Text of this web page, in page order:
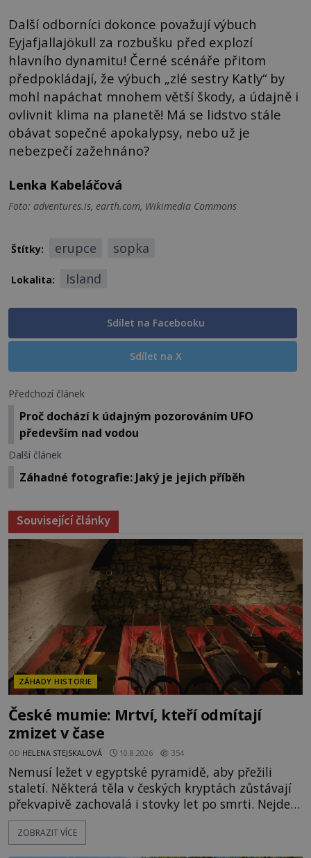
Další odborníci dokonce považují výbuch
Eyjafjallajökull za rozbušku před explozí
hlavního dynamitu! Černé scénáře přitom
předpokládají, že výbuch „zlé sestry Katly“ by
mohl napáchat mnohem větší škody, a údajně i
ovlivnit klima na planetě! Má se lidstvo stále
obávat sopečné apokalypsy, nebo už je
nebezpečí zažehnáno?
Lenka Kabeláčová
Foto: adventures.is, earth.com, Wikimedia Commons
Štítky: erupce sopka
Lokalita: Island
Sdílet na Facebooku
Sdílet na X
Předchozí článek
Proč dochází k údajným pozorováním UFO
především nad vodou
Další článek
Záhadné fotografie: Jaký je jejich příběh
Související články
ZÁHADY HISTORIE
České mumie: Mrtví, kteří odmítají
zmizet v čase
OD HELENA STEJSKALOVÁ 10.8.2026 354
Nemusí ležet v egyptské pyramidě, aby přežili
staletí. Některá těla v českých kryptách zůstávají
překvapivě zachovalá i stovky let po smrti. Nejde
přitom o žádné tajemné balzamování ani o černou
magii. O jejich osud se stará především příroda, a
ZOBRAZIT VÍCE